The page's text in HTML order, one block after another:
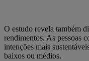
O estudo revela também
rendimentos. As pessoas
intenções mais
baixos ou médios.